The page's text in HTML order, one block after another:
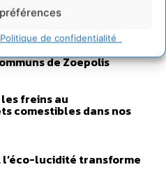
Politique de confidentialité
territoire (2020-2026)
de Zoepolis
freins au
comestibles dans nos
l’éco-lucidité transforme